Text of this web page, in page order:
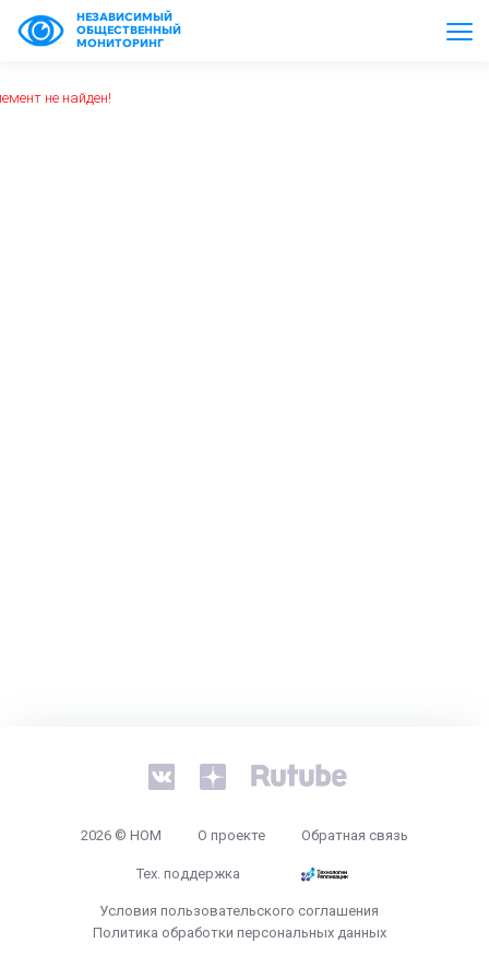
НЕЗАВИСИМЫЙ
ОБЩЕСТВЕННЫЙ
МОНИТОРИНГ
не найден!
2026 © НОМ О проекте Обратная связь
Тех. поддержка
Условия пользовательского соглашения
Политика обработки персональных данных